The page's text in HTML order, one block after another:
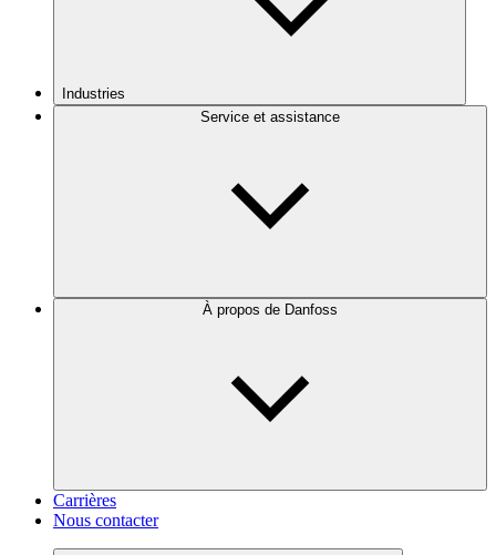
Industries
Service et assistance
À propos de Danfoss
Carrières
Nous contacter